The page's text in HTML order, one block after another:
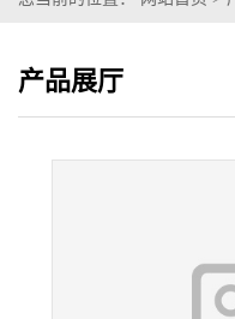
份:C/Si/Mn/P/S/Cr/Ni/Mo/Si/
产品展厅